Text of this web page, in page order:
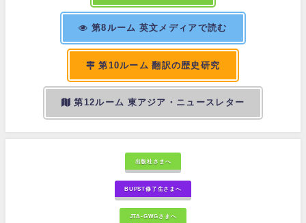
第8ルーム 英文メディアで読む
第10ルーム 翻訳の歴史研究
第12ルーム 東アジア・ニュースレター
出版社さまへ
BUPST修了生さまへ
JTA-GWGさまへ